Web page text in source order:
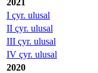
2021
I çyr. ulusal
II çyr. ulusal
III çyr. ulusal
IV çyr. ulusal
2020